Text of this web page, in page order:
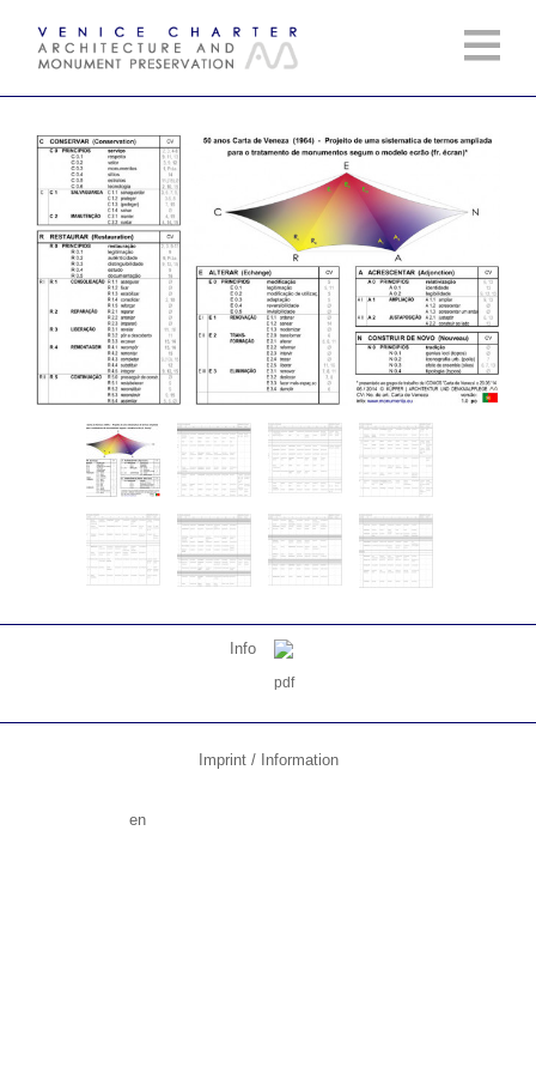
Imprint / Information
en
Info